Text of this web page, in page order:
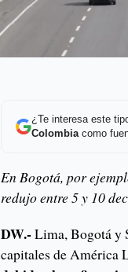
¿Te interesa este
Colombiacomo
En Bogotá, por
redujo entre 5 y 10
DW.- Lima, Bogotá y
capitales de América